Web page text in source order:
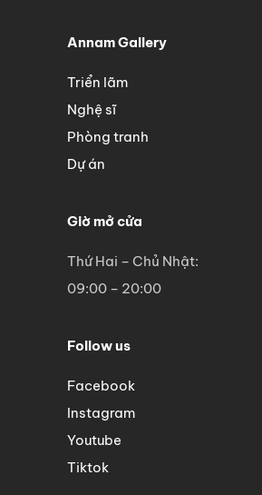
Annam Gallery
Triển lãm
Nghệ sĩ
Phòng tranh
Dự án
Giờ mở cửa
Thứ Hai – Chủ Nhật:
09:00 – 20:00
Follow us
Facebook
Instagram
Youtube
Tiktok